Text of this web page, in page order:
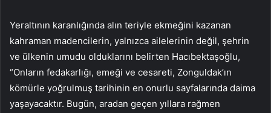
Yeraltının karanlığında alın teriyle ekmeğini kazanan
kahraman madencilerin, yalnızca ailelerinin değil, şehrin
ve ülkenin umudu olduklarını belirten Hacıbektaşoğlu,
“Onların fedakarlığı, emeği ve cesareti, Zonguldak’ın
kömürle yoğrulmuş tarihinin en onurlu sayfalarında daima
yaşayacaktır. Bugün, aradan geçen yıllara rağmen